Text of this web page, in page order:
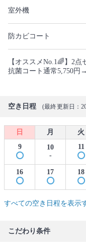
室外機
防カビコート
【オススメNo.1🌈】2
抗菌コート通常5,750円→
空き日程 (最終更新日：
日 月 火
9
10
-
11
16 17 18
すべての空き日程を表示
こだわり条件